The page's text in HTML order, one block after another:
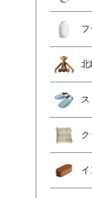
フ
北
ス
ク
イ